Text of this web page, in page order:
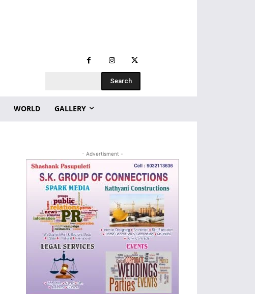
Search
WORLD GALLERY
- Advertisment -